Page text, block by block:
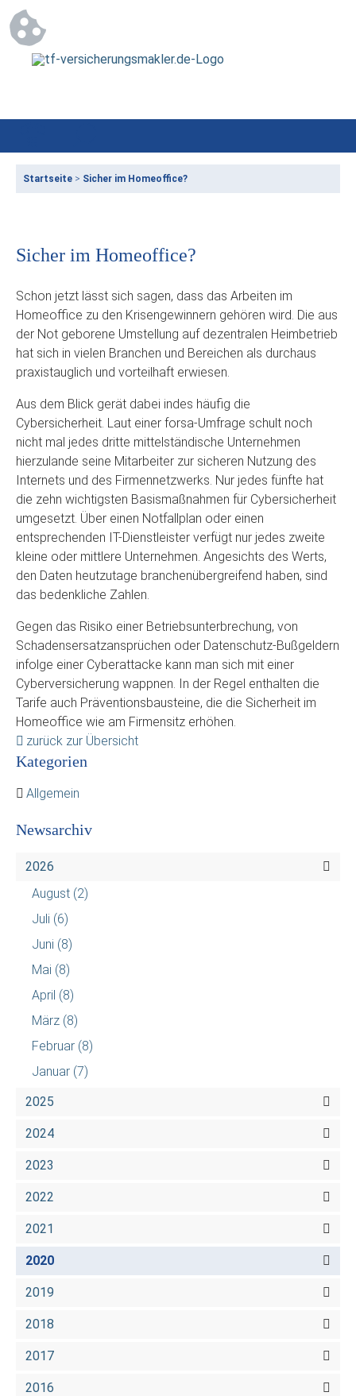
Startseite > Sicher im Homeoffice?
Sicher im Homeoffice?
Schon jetzt lässt sich sagen, dass das Arbeiten im
Homeoffice zu den Krisengewinnern gehören wird. Die aus
der Not geborene Umstellung auf dezentralen Heimbetrieb
hat sich in vielen Branchen und Bereichen als durchaus
praxistauglich und vorteilhaft erwiesen.
Aus dem Blick gerät dabei indes häufig die
Cybersicherheit. Laut einer forsa-Umfrage schult noch
nicht mal jedes dritte mittelständische Unternehmen
hierzulande seine Mitarbeiter zur sicheren Nutzung des
Internets und des Firmennetzwerks. Nur jedes fünfte hat
die zehn wichtigsten Basismaßnahmen für Cybersicherheit
umgesetzt. Über einen Notfallplan oder einen
entsprechenden IT-Dienstleister verfügt nur jedes zweite
kleine oder mittlere Unternehmen. Angesichts des Werts,
den Daten heutzutage branchenübergreifend haben, sind
das bedenkliche Zahlen.
Gegen das Risiko einer Betriebsunterbrechung, von
Schadensersatzansprüchen oder Datenschutz-Bußgeldern
infolge einer Cyberattacke kann man sich mit einer
Cyberversicherung wappnen. In der Regel enthalten die
Tarife auch Präventionsbausteine, die die Sicherheit im
Homeoffice wie am Firmensitz erhöhen.
zurück zur Übersicht
Kategorien
Allgemein
Newsarchiv
2026
August (2)
Juli (6)
Juni (8)
Mai (8)
April (8)
März (8)
Februar (8)
Januar (7)
2025
2024
2023
2022
2021
2020
2019
2018
2017
2016